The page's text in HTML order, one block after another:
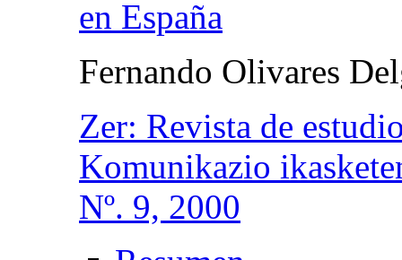
en España
Fernando Olivares
Zer: Revista de
Komunikazio
Nº. 9, 2000